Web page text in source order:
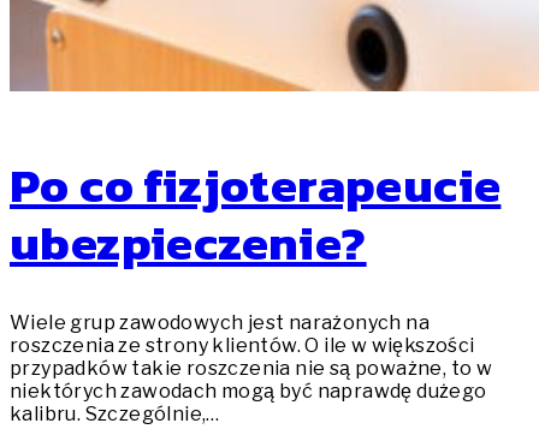
Po co fizjoterapeucie
ubezpieczenie?
Wiele grup zawodowych jest narażonych na
roszczenia ze strony klientów. O ile w większości
przypadków takie roszczenia nie są poważne, to w
niektórych zawodach mogą być naprawdę dużego
kalibru. Szczególnie,…